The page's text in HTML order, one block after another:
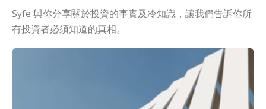
Syfe 與你分享關於投資的事實及冷知識，讓我們告訴你所
有投資者必須知道的真相。